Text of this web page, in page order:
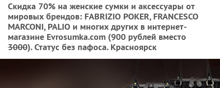
Скидка 70% на женские сумки и аксессуары от
мировых брендов: FABRIZIO POKER, FRANCESCO
MARCONI, PALIO и многих других в интернет-
магазине Evrosumka.com (900 рублей вместо
3000). Статус без пафоса. Красноярск